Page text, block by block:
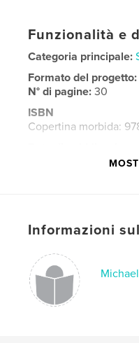
Funzionalità e
Categoria principale:
Formato del
N° di pagine:30
ISBN
Copertina morbida:
Harlem
Informazioni